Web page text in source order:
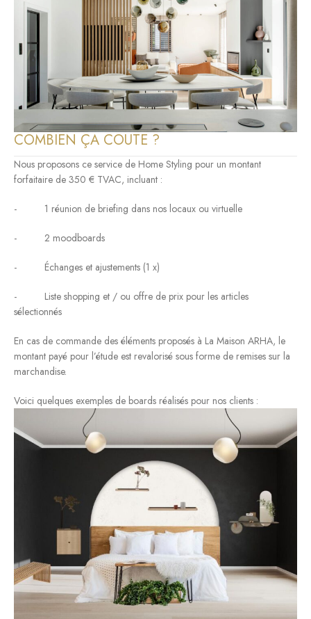
COMBIEN ÇA COUTE ?
Nous proposons ce service de Home Styling pour un montant
forfaitaire de 350 € TVAC, incluant :
- 1 réunion de briefing dans nos locaux ou virtuelle
- 2 moodboards
- Échanges et ajustements (1 x)
- Liste shopping et / ou offre de prix pour les articles
sélectionnés
En cas de commande des éléments proposés à La Maison ARHA, le
montant payé pour l’étude est revalorisé sous forme de remises sur la
marchandise.
Voici quelques exemples de boards réalisés pour nos clients :